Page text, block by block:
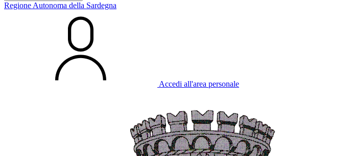
Regione Autonoma della Sardegna
Accedi all'area personale